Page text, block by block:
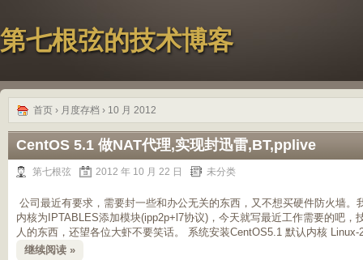
第七根弦的技术博客
首页 › 月度存档 › 10 月 2012
CentOS 5.1 做NAT代理,实现封迅雷,BT,pplive
第七根弦 2012 年 10 月 22 日 未分类
公司最近有要求，需要封一些和办公无关的东西，又不想买硬件防火墙。
内核为IPTABLES添加模块(ipp2p+l7协议)，今天就写最近工作需要的吧，
人的东西，还望各位大虾不要笑话。 系统安装CentOS5.1 默认内核 Linux-
继续阅读 »